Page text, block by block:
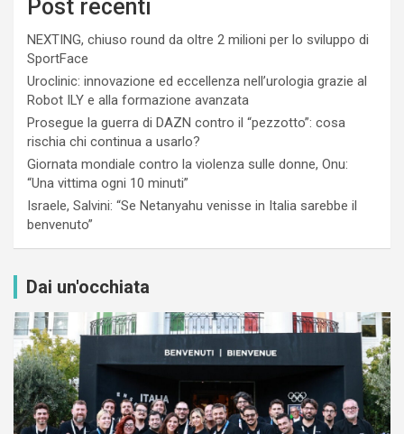
Post recenti
NEXTING, chiuso round da oltre 2 milioni per lo sviluppo di
SportFace
Uroclinic: innovazione ed eccellenza nell’urologia grazie al
Robot ILY e alla formazione avanzata
Prosegue la guerra di DAZN contro il “pezzotto”: cosa
rischia chi continua a usarlo?
Giornata mondiale contro la violenza sulle donne, Onu:
“Una vittima ogni 10 minuti”
Israele, Salvini: “Se Netanyahu venisse in Italia sarebbe il
benvenuto”
Dai un'occhiata